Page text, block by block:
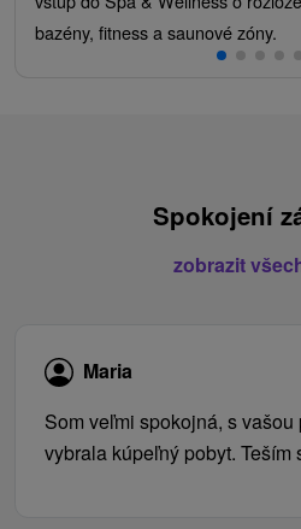
bazény, fitness a saunové zóny.
Spokojení
zobrazit
Maria
Som veľmi spokojná, s vašou
vybrala kúpeľný pobyt. Teším